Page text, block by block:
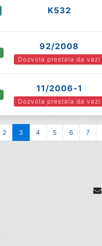
K532
92/2008
Dozvola prestala da vazi
11/2006-1
Dozvola prestala da vazi
2 3 4 5 6 7